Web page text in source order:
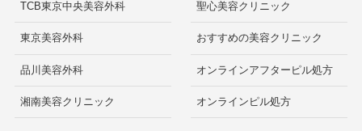
TCB東京中央美容外科
東京美容外科
品川美容外科
湘南美容クリニック
聖心美容クリニック
おすすめの美容クリニック
オンラインアフターピル処方
オンラインピル処方